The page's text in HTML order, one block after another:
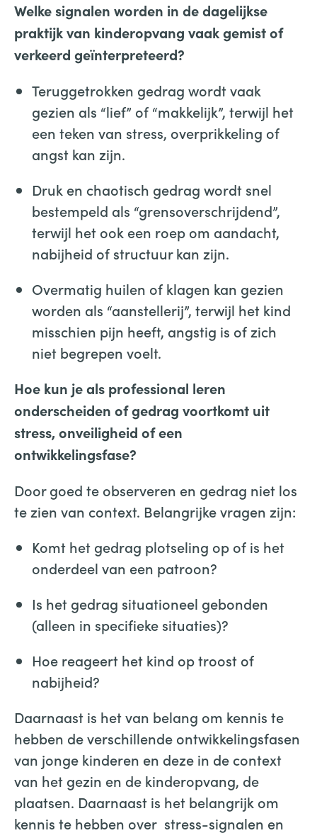
Welke signalen worden in de dagelijkse
praktijk van kinderopvang vaak gemist of
verkeerd geïnterpreteerd?
Teruggetrokken gedrag wordt vaak
gezien als “lief” of “makkelijk”, terwijl het
een teken van stress, overprikkeling of
angst kan zijn.
Druk en chaotisch gedrag wordt snel
bestempeld als “grensoverschrijdend”,
terwijl het ook een roep om aandacht,
nabijheid of structuur kan zijn.
Overmatig huilen of klagen kan gezien
worden als “aanstellerij”, terwijl het kind
misschien pijn heeft, angstig is of zich
niet begrepen voelt.
Hoe kun je als professional leren
onderscheiden of gedrag voortkomt uit
stress, onveiligheid of een
ontwikkelingsfase?
Door goed te observeren en gedrag niet los
te zien van context. Belangrijke vragen zijn:
Komt het gedrag plotseling op of is het
onderdeel van een patroon?
Is het gedrag situationeel gebonden
(alleen in specifieke situaties)?
Hoe reageert het kind op troost of
nabijheid?
Daarnaast is het van belang om kennis te
hebben de verschillende ontwikkelingsfasen
van jonge kinderen en deze in de context
van het gezin en de kinderopvang, de
plaatsen. Daarnaast is het belangrijk om
kennis te hebben over stress-signalen en